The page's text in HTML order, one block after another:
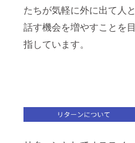
たちが気軽に外に出て人と
話す機会を増やすことを目
指しています。